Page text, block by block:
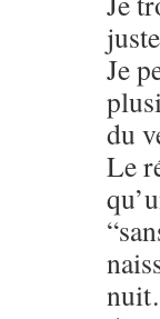
Je
du
Le